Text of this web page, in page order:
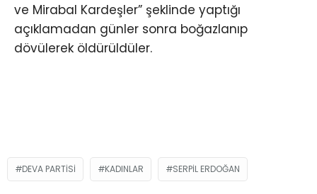
ve Mirabal Kardeşler” şeklinde yaptığı
açıklamadan günler sonra boğazlanıp
dövülerek öldürüldüler.
DEVA PARTISI KADINLAR SERPIL ERDOĞAN